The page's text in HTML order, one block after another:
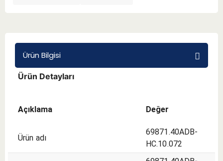
Ürün Bilgisi
Ürün Detayları
Açıklama Değer
Ürün adı
69871.40ADB-
HC.10.072